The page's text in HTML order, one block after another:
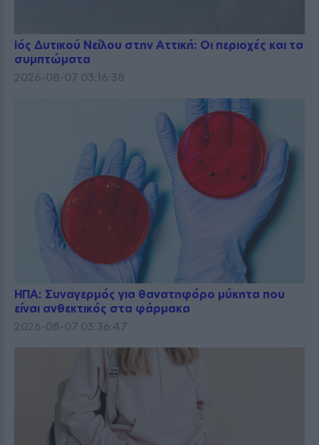
Ιός Δυτικού Νείλου στην Αττική: Οι περιοχές και τα
συμπτώματα
2026-08-07 03:16:38
ΗΠΑ: Συναγερμός για θανατηφόρο μύκητα που
είναι ανθεκτικός στα φάρμακα
2026-08-07 03:36:47